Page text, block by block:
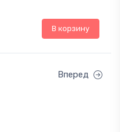
В корзину
Вперед